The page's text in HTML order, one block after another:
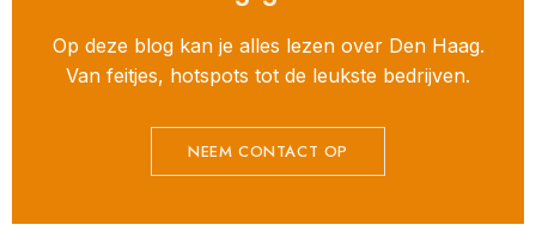
Op deze blog kan je alles lezen over Den Haag.
Van feitjes, hotspots tot de leukste bedrijven.
NEEM CONTACT OP